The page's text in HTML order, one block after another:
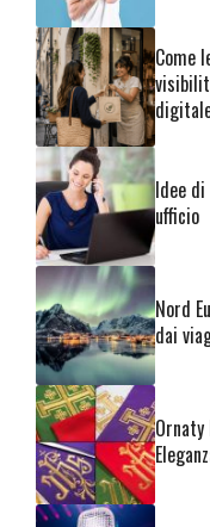
Come
Idee
ufficio
Nord
dai